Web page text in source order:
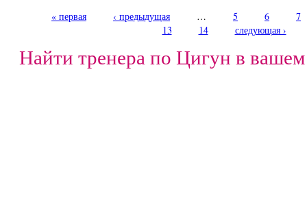
« первая ‹ предыдущая … 5 6
7
13
14 следующая ›
Найти тренера по Цигун в вашем